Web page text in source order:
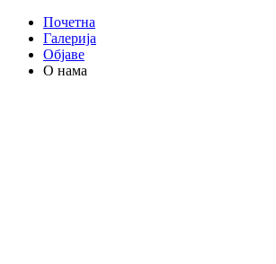
Почетна
Галерија
Објаве
О нама